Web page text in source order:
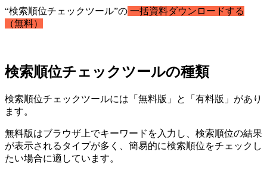
“検索順位チェックツール”の 一括資料ダウンロードする
（無料）
検索順位チェックツールの種類
検索順位チェックツールには「無料版」と「有料版」があり
ます。
無料版はブラウザ上でキーワードを入力し、検索順位の結果
が表示されるタイプが多く、簡易的に検索順位をチェックし
たい場合に適しています。